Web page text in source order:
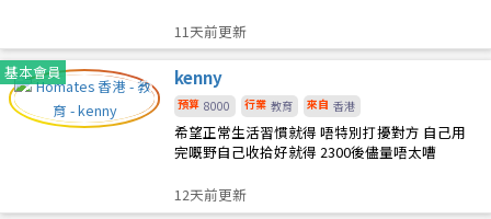
11天前更新
基本會員
kenny
預算 8000 行業 教育 來自 香港
希望正常生活習慣就得 唔特別打擾對方 自己用
完嘅野自己收拾好就得 2300後儘量唔太嘈
12天前更新